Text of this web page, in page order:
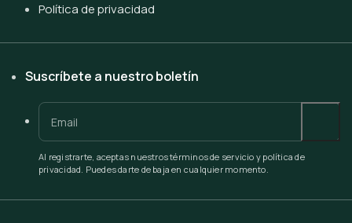
Política de privacidad
Suscríbete a nuestro boletín
Al registrarte, aceptas nuestros términos de servicio y política de
privacidad. Puedes darte de baja en cualquier momento.